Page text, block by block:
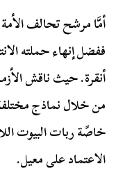
أمَّا مرشح تحالف
ففضل إنهاء حملته
أنقرة. حيث ناقش
من خلال نماذج
خاصًة ربات البيوت
الاعتماد على معيل.